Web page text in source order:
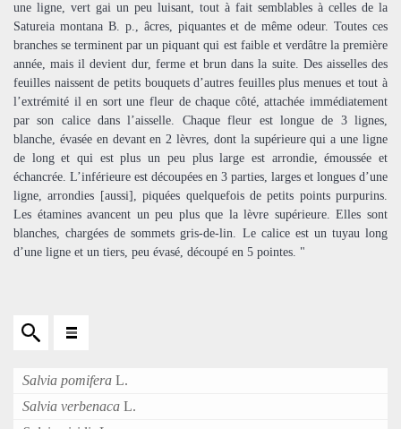
une ligne, vert gai un peu luisant, tout à fait semblables à celles de la
Satureia montana B. p., âcres, piquantes et de même odeur. Toutes ces
branches se terminent par un piquant qui est faible et verdâtre la première
année, mais il devient dur, ferme et brun dans la suite. Des aisselles des
feuilles naissent de petits bouquets d’autres feuilles plus menues et tout à
l’extrémité il en sort une fleur de chaque côté, attachée immédiatement
par son calice dans l’aisselle. Chaque fleur est longue de 3 lignes,
blanche, évasée en devant en 2 lèvres, dont la supérieure qui a une ligne
de long et qui est plus un peu plus large est arrondie, émoussée et
échancrée. L’inférieure est découpées en 3 parties, larges et longues d’une
ligne, arrondies [aussi], piquées quelquefois de petits points purpurins.
Les étamines avancent un peu plus que la lèvre supérieure. Elles sont
blanches, chargées de sommets gris-de-lin. Le calice est un tuyau long
d’une ligne et un tiers, peu évasé, découpé en 5 pointes. "
Salvia pomifera L.
Salvia verbenaca L.